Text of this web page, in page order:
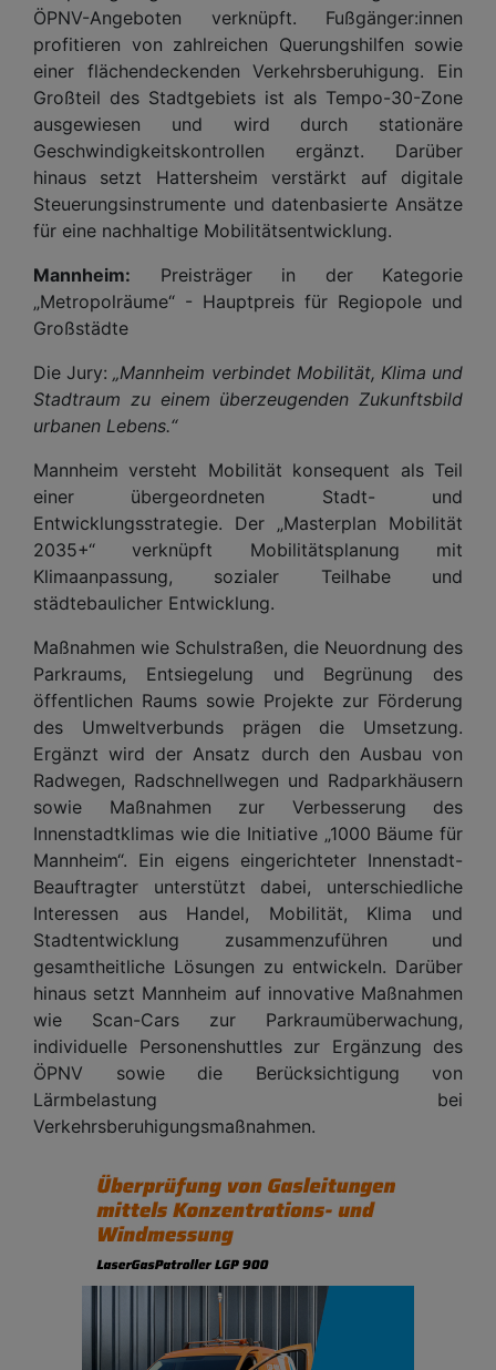
ÖPNV-Angeboten verknüpft. Fußgänger:innen
profitieren von zahlreichen Querungshilfen sowie
einer flächendeckenden Verkehrsberuhigung. Ein
Großteil des Stadtgebiets ist als Tempo-30-Zone
ausgewiesen und wird durch stationäre
Geschwindigkeitskontrollen ergänzt. Darüber
hinaus setzt Hattersheim verstärkt auf digitale
Steuerungsinstrumente und datenbasierte Ansätze
für eine nachhaltige Mobilitätsentwicklung.
Mannheim: Preisträger in der Kategorie
„Metropolräume“ - Hauptpreis für Regiopole und
Großstädte
Die Jury: „Mannheim verbindet Mobilität, Klima und
Stadtraum zu einem überzeugenden Zukunftsbild
urbanen Lebens.“
Mannheim versteht Mobilität konsequent als Teil
einer übergeordneten Stadt- und
Entwicklungsstrategie. Der „Masterplan Mobilität
2035+“ verknüpft Mobilitätsplanung mit
Klimaanpassung, sozialer Teilhabe und
städtebaulicher Entwicklung.
Maßnahmen wie Schulstraßen, die Neuordnung des
Parkraums, Entsiegelung und Begrünung des
öffentlichen Raums sowie Projekte zur Förderung
des Umweltverbunds prägen die Umsetzung.
Ergänzt wird der Ansatz durch den Ausbau von
Radwegen, Radschnellwegen und Radparkhäusern
sowie Maßnahmen zur Verbesserung des
Innenstadtklimas wie die Initiative „1000 Bäume für
Mannheim“. Ein eigens eingerichteter Innenstadt-
Beauftragter unterstützt dabei, unterschiedliche
Interessen aus Handel, Mobilität, Klima und
Stadtentwicklung zusammenzuführen und
gesamtheitliche Lösungen zu entwickeln. Darüber
hinaus setzt Mannheim auf innovative Maßnahmen
wie Scan-Cars zur Parkraumüberwachung,
individuelle Personenshuttles zur Ergänzung des
ÖPNV sowie die Berücksichtigung von
Lärmbelastung bei
Verkehrsberuhigungsmaßnahmen.